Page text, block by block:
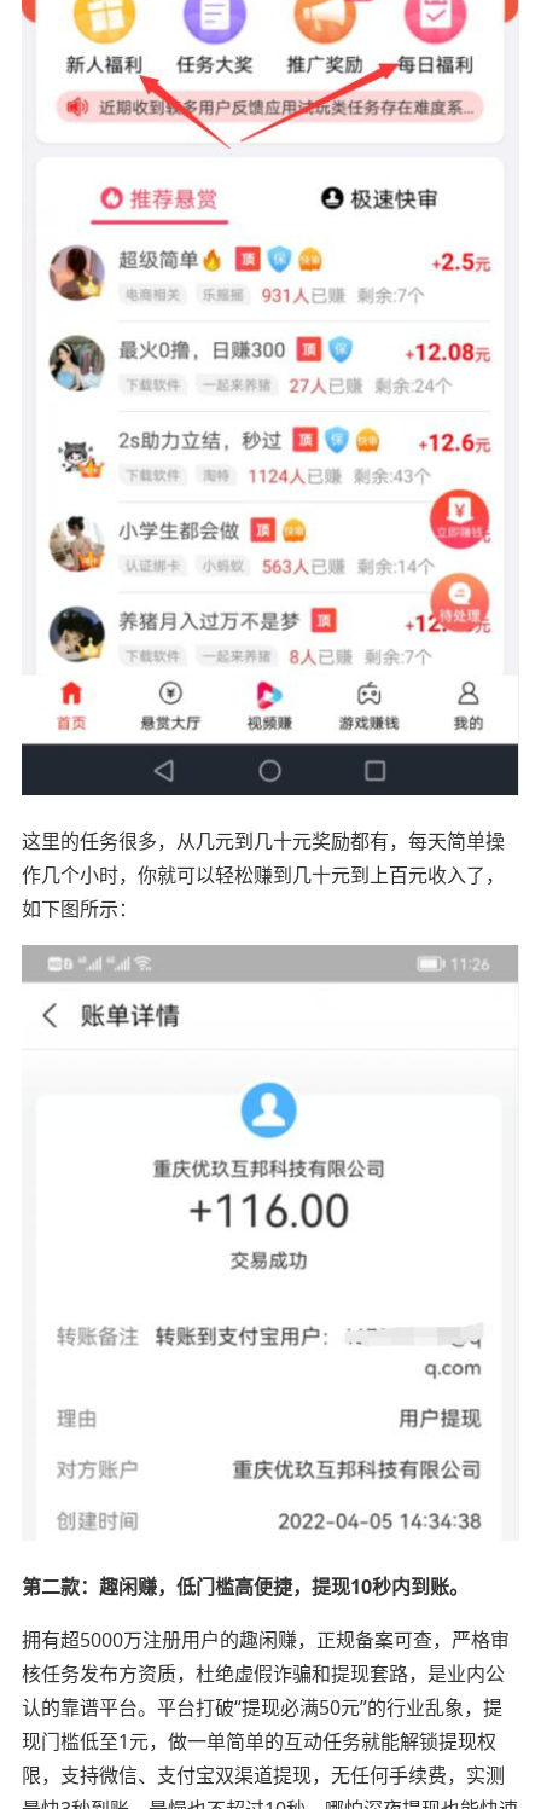
这里的任务很多，从几元到几十元奖励都有，每天简单操
作几个小时，你就可以轻松赚到几十元到上百元收入了，
如下图所示：
第二款：趣闲赚，低门槛高便捷，提现10秒内到账。
拥有超5000万注册用户的趣闲赚，正规备案可查，严格审
核任务发布方资质，杜绝虚假诈骗和提现套路，是业内公
认的靠谱平台。平台打破“提现必满50元”的行业乱象，提
现门槛低至1元，做一单简单的互动任务就能解锁提现权
限，支持微信、支付宝双渠道提现，无任何手续费，实测